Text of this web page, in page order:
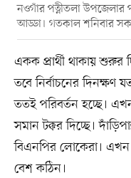
নওগাঁর পত্নীতলা উপজেলার
আড্ডা। গতকাল শনিবার
একক প্রার্থী থাকায় শুরুর
তবে নির্বাচনের
ততই পরিবর্তন হচ্ছে। এখন
সমান টক্কর দিচ্ছে।
বিএনপির লোকেরা। এখন
বেশ কঠিন।